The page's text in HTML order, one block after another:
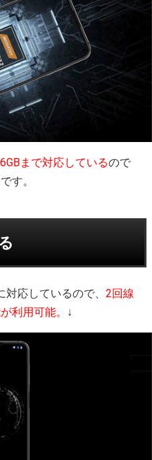
まで対応しているので
す。
対応しているので、2回線
利用可能。 ↓